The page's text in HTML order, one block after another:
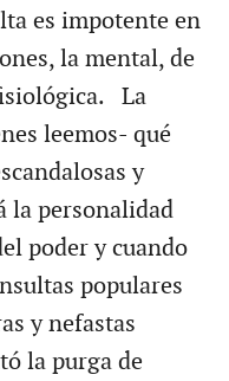
es impotente en
la mental, de
La
leemos- qué
y
la personalidad
poder y cuando
populares
y nefastas
la purga de